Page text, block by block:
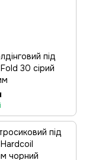
під
30 сірий